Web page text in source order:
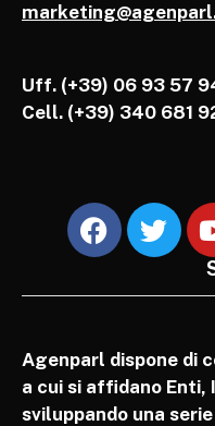
Uff. (+39) 06 93 57
Cell. (+39) 340 681
Agenparl dispone di
a cui si affidano Enti,
sviluppando una